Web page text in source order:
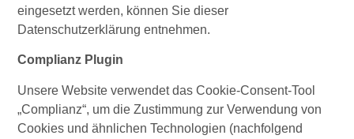
eingesetzt werden, können Sie dieser
Datenschutzerklärung entnehmen.
Complianz Plugin
Unsere Website verwendet das Cookie-Consent-Tool
„Complianz“, um die Zustimmung zur Verwendung von
Cookies und ähnlichen Technologien (nachfolgend